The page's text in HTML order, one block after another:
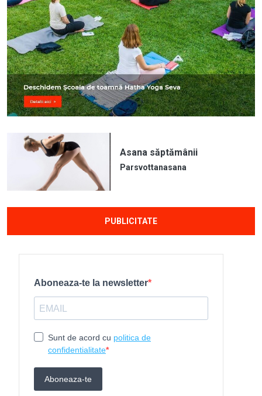
Asana săptămânii
Parsvottanasana
PUBLICITATE